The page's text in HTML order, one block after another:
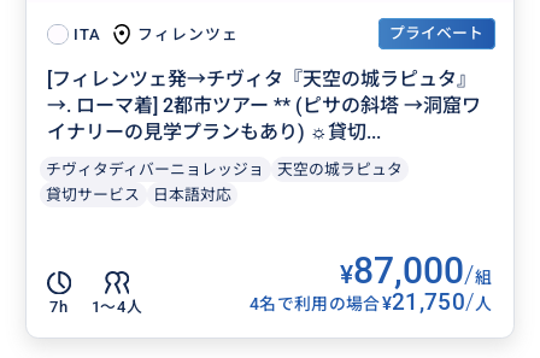
ITA フィレンツェ プライベート
[フィレンツェ発→チヴィタ『天空の城ラピュタ』
→. ローマ着] 2都市ツアー ** (ピサの斜塔 →洞窟ワ
イナリーの見学プランもあり) ☼貸切...
チヴィタディバーニョレッジョ
天空の城ラピュタ
貸切サービス
日本語対応
7h 1〜4人
¥87,000/組
4名で利用の場合¥21,750/人